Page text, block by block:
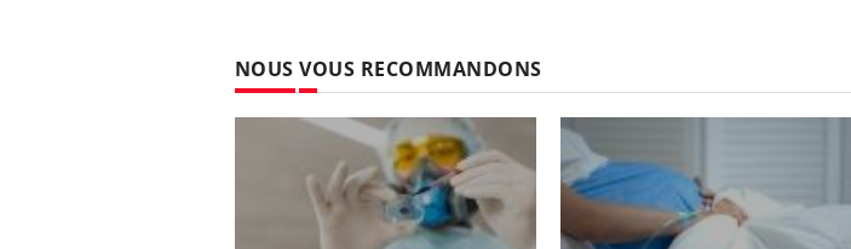
NOUS VOUS RECOMMANDONS